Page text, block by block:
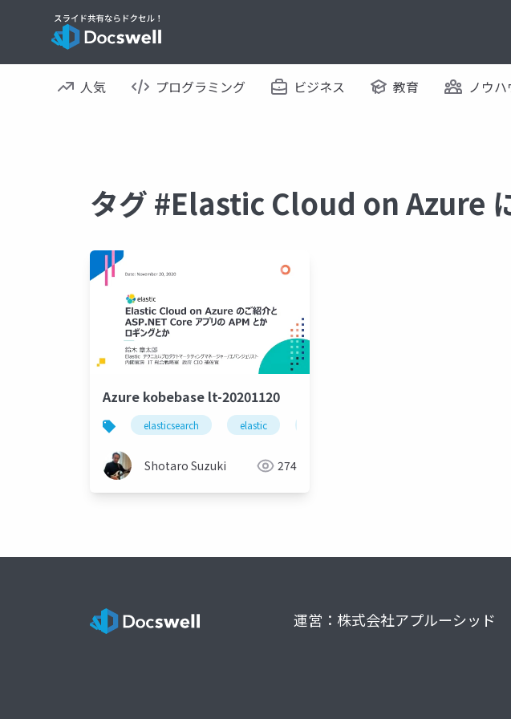
人気 プログラミング ビジネス 教育 ノウハ
タグ #Elastic Cloud on Azure
Azure kobebase lt-20201120
elasticsearch elastic
Shotaro Suzuki 274
運営：株式会社アプルーシッド